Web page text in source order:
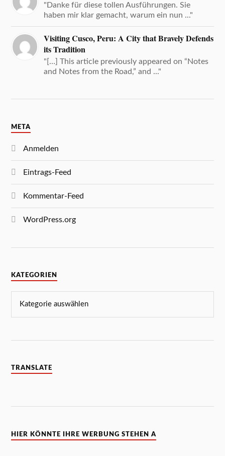
"Danke für diese tollen Ausführungen. Sie
haben mir klar gemacht, warum ein nun ..."
Visiting Cusco, Peru: A City that Bravely Defends
its Tradition
"[…] This article previously appeared on “Notes
and Notes from the Road,” and ..."
META
Anmelden
Eintrags-Feed
Kommentar-Feed
WordPress.org
KATEGORIEN
TRANSLATE
HIER KÖNNTE IHRE WERBUNG STEHEN A